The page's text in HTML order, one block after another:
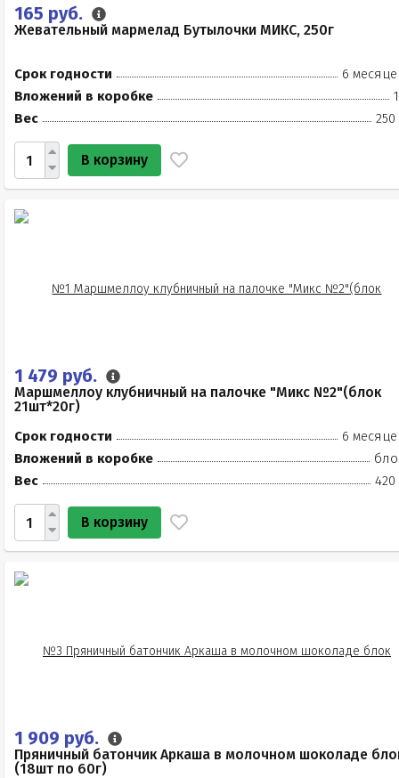
165 руб.
Жевательный мармелад Бутылочки МИКС, 250г
Срок годности
6
Вложений в коробке
Вес
250
В корзину
1 479 руб.
Маршмеллоу клубничный на палочке "Микс №2"(блок
21шт*20г)
Срок годности
6
Вложений в коробке
Вес
420
В корзину
1 909 руб.
Пряничный батончик Аркаша в молочном шоколаде
(18шт по 60г)